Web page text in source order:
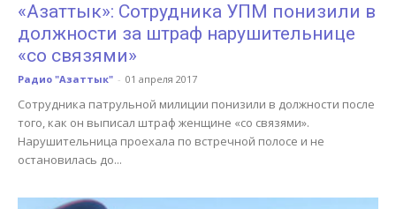
«Азаттык»: Сотрудника УПМ понизили в
должности за штраф нарушительнице
«со связями»
Радио "Азаттык" - 01 апреля 2017
Сотрудника патрульной милиции понизили в должности после
того, как он выписал штраф женщине «со связями».
Нарушительница проехала по встречной полосе и не
остановилась до...